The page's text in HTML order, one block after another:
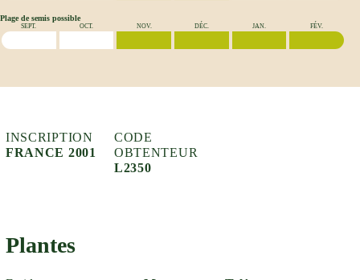
Plage de semis possible
SEPT. OCT. NOV. DÉC. JAN. FÉV.
INSCRIPTION
FRANCE 2001
CODE
OBTENTEUR
L2350
Plantes